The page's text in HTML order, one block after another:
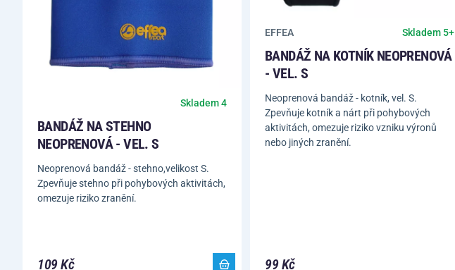
Skladem 4
BANDÁŽ NA STEHNO
NEOPRENOVÁ - VEL. S
Neoprenová bandáž - stehno,velikost S.
Zpevňuje stehno při pohybových aktivitách,
omezuje riziko zranění.
109 Kč
EFFEA Skladem 5+
BANDÁŽ NA KOTNÍK NEOPRENOVÁ
- VEL. S
Neoprenová bandáž - kotník, vel. S.
Zpevňuje kotník a nárt při pohybových
aktivitách, omezuje riziko vzniku výronů
nebo jiných zranění.
99 Kč